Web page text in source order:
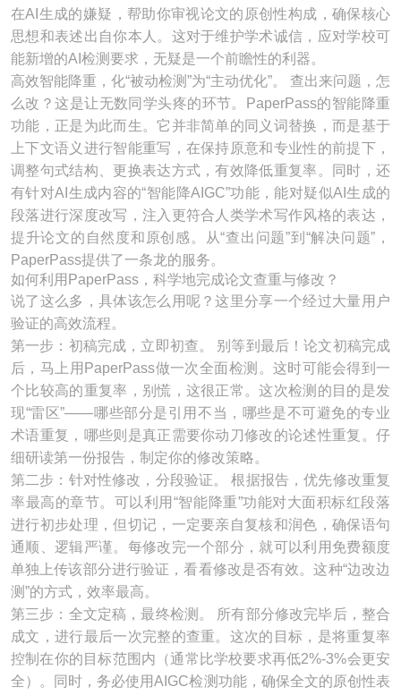
在AI生成的嫌疑，帮助你审视论文的原创性构成，确保核心
思想和表述出自你本人。这对于维护学术诚信，应对学校可
能新增的AI检测要求，无疑是一个前瞻性的利器。
高效智能降重，化“被动检测”为“主动优化”。 查出来问题，怎
么改？这是让无数同学头疼的环节。PaperPass的智能降重
功能，正是为此而生。它并非简单的同义词替换，而是基于
上下文语义进行智能重写，在保持原意和专业性的前提下，
调整句式结构、更换表达方式，有效降低重复率。同时，还
有针对AI生成内容的“智能降AIGC”功能，能对疑似AI生成的
段落进行深度改写，注入更符合人类学术写作风格的表达，
提升论文的自然度和原创感。从“查出问题”到“解决问题”，
PaperPass提供了一条龙的服务。
如何利用PaperPass，科学地完成论文查重与修改？
说了这么多，具体该怎么用呢？这里分享一个经过大量用户
验证的高效流程。
第一步：初稿完成，立即初查。 别等到最后！论文初稿完成
后，马上用PaperPass做一次全面检测。这时可能会得到一
个比较高的重复率，别慌，这很正常。这次检测的目的是发
现“雷区”——哪些部分是引用不当，哪些是不可避免的专业
术语重复，哪些则是真正需要你动刀修改的论述性重复。仔
细研读第一份报告，制定你的修改策略。
第二步：针对性修改，分段验证。 根据报告，优先修改重复
率最高的章节。可以利用“智能降重”功能对大面积标红段落
进行初步处理，但切记，一定要亲自复核和润色，确保语句
通顺、逻辑严谨。每修改完一个部分，就可以利用免费额度
单独上传该部分进行验证，看看修改是否有效。这种“边改边
测”的方式，效率最高。
第三步：全文定稿，最终检测。 所有部分修改完毕后，整合
成文，进行最后一次完整的查重。这次的目标，是将重复率
控制在你的目标范围内（通常比学校要求再低2%-3%会更安
全）。同时，务必使用AIGC检测功能，确保全文的原创性表